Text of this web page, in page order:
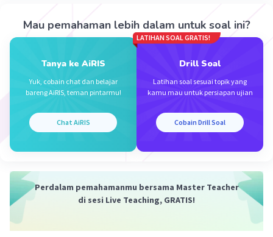
Beri Rating·5.0(1 Balas
Iklan
Mau pemahaman lebih dalam untuk soal ini?
Tanya ke AiRIS
Yuk, cobain chat dan belajar
bareng AiRIS, teman pintarmu!
Chat AiRIS
LATIHAN SOAL GRATIS!
Drill Soal
Latihan soal sesuai topik yang
kamu mau untuk persiapan ujian
Cobain Drill Soal
Perdalam pemahamanmu bersama Master Teacher
di sesi Live Teaching, GRATIS!